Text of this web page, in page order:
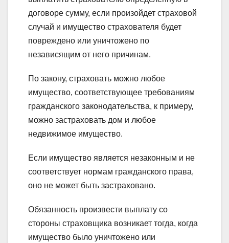
договоре сумму, если произойдет страховой
случай и имущество страхователя будет
повреждено или уничтожено по
независящим от него причинам.
По закону, страховать можно любое
имущество, соответствующее требованиям
гражданского законодательства, к примеру,
можно застраховать дом и любое
недвижимое имущество.
Если имущество является незаконным и не
соответствует нормам гражданского права,
оно не может быть застраховано.
Обязанность произвести выплату со
стороны страховщика возникает тогда, когда
имущество было уничтожено или